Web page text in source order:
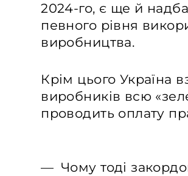
2024-го, є ще й
певного рівня
виробництва.
Крім цього Україна
виробників всю
проводить оплату
— Чому тоді